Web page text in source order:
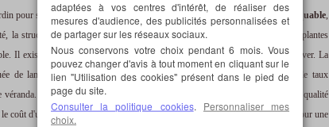
pour se protéger du soleil. La pergola se distingue par son élégance remarquable,
structure en bois de la pergola laisse la possibilité d'y faire pousser des plantes
Il existe aussi des pergolas démontables, qui peuvent être mises à l'abri l'hiver. La
de lames en aluminium étanches et orientables, qui permettent de régler le taux
Les prix sont extrêmement variables selon les types de pergolas et la qualité
d'une pergola fixe et décorative est susceptible d'atteindre 4 000 euros. Pour une
adaptées à vos centres d'intérêt, de réaliser des
mesures d'audience, des publicités personnalisées et
de partager sur les réseaux sociaux.
Nous conservons votre choix pendant 6 mois. Vous
pouvez changer d'avis à tout moment en cliquant sur le
lien "Utilisation des cookies" présent dans le pied de
page du site.
Consulter la politique cookies. Personnaliser mes
choix.